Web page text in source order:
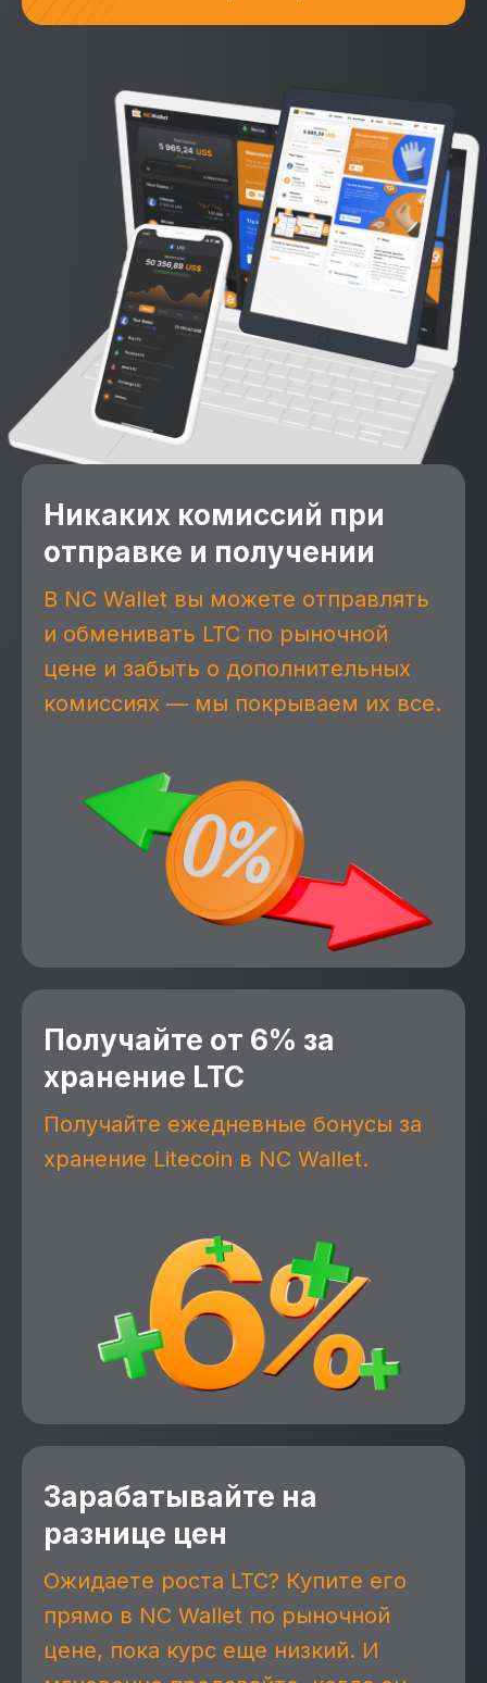
Никаких комиссий при
отправке и получении
В NC Wallet вы можете отправлять
и обменивать LTC по рыночной
цене и забыть о дополнительных
комиссиях — мы покрываем их все.
Получайте от 6% за
хранение LTC
Получайте ежедневные бонусы за
хранение Litecoin в NC Wallet.
Зарабатывайте на
разнице цен
Ожидаете роста LTC? Купите его
прямо в NC Wallet по рыночной
цене, пока курс еще низкий. И